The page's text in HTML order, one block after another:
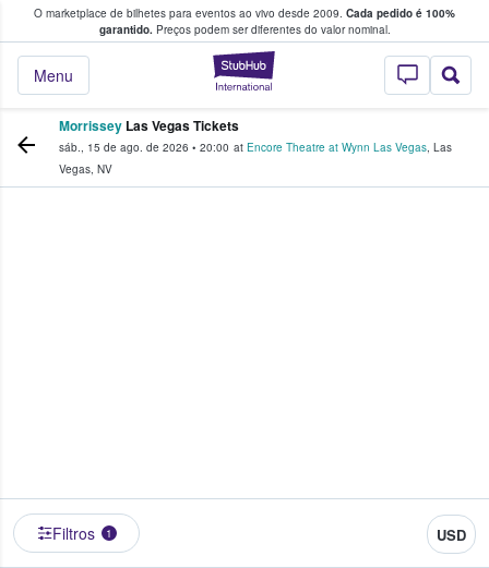
O marketplace de bilhetes para eventos ao vivo desde 2009. Cada pedido é 100%
garantido.Preços podem ser diferentes do valor nominal.
StubHub – onde
Menu
fãs compram e vendem bilhetes
Morrissey Las Vegas Tickets
sáb., 15 de ago. de 2026 • 20:00 at Encore Theatre at Wynn Las Vegas, Las
Vegas, NV
Filtros 1 USD